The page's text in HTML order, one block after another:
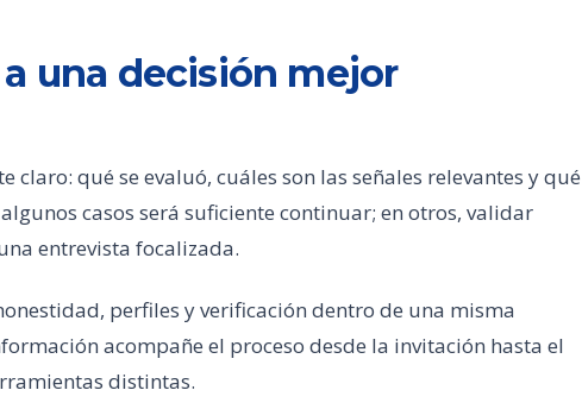
una decisión mejor
claro: qué se evaluó, cuáles son las señales relevantes y qué
casos será suficiente continuar; en otros, validar
entrevista focalizada.
perfiles y verificación dentro de una misma
acompañe el proceso desde la invitación hasta el
distintas.